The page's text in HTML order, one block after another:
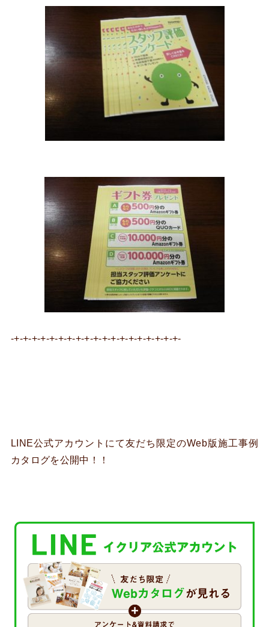
-+-+-+-+-+-+-+-+-+-+-+-+-+-+-+-+-+-+-+-
LINE公式アカウントにて友だち限定のWeb版施工事例
カタログを公開中！！